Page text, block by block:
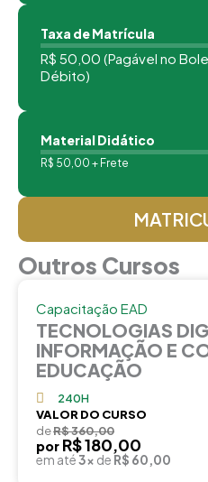
Taxa de Matrícula
R$ 50,00 (Pagável no
Débito)
Material Didático
R$ 50,00 + Frete
Outros Cursos
Capacitação EAD
TECNOLOGIAS
INFORMAÇÃO E
EDUCAÇÃO
240H
VALOR DO CURSO
deR$ 360,00
por R$ 180,00
em até3x de R$ 60,00